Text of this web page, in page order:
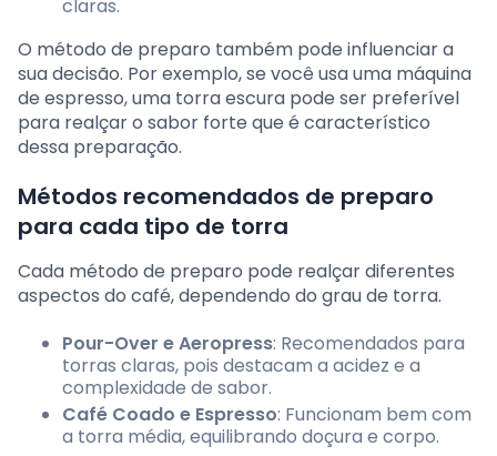
claras.
O método de preparo também pode influenciar a
sua decisão. Por exemplo, se você usa uma máquina
de espresso, uma torra escura pode ser preferível
para realçar o sabor forte que é característico
dessa preparação.
Métodos recomendados de preparo
para cada tipo de torra
Cada método de preparo pode realçar diferentes
aspectos do café, dependendo do grau de torra.
Pour-Over e Aeropress: Recomendados para
torras claras, pois destacam a acidez e a
complexidade de sabor.
Café Coado e Espresso: Funcionam bem com
a torra média, equilibrando doçura e corpo.